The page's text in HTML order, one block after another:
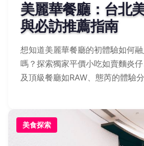
美麗華餐廳：台北
與必訪推薦指南
想知道美麗華餐廳的初體驗如何
嗎？探索獨家平價小吃如賣麵炎
及頂級餐廳如RAW、態芮的體驗
美食探索